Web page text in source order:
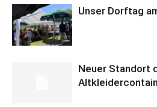
Unser Dorftag
Neuer Standort